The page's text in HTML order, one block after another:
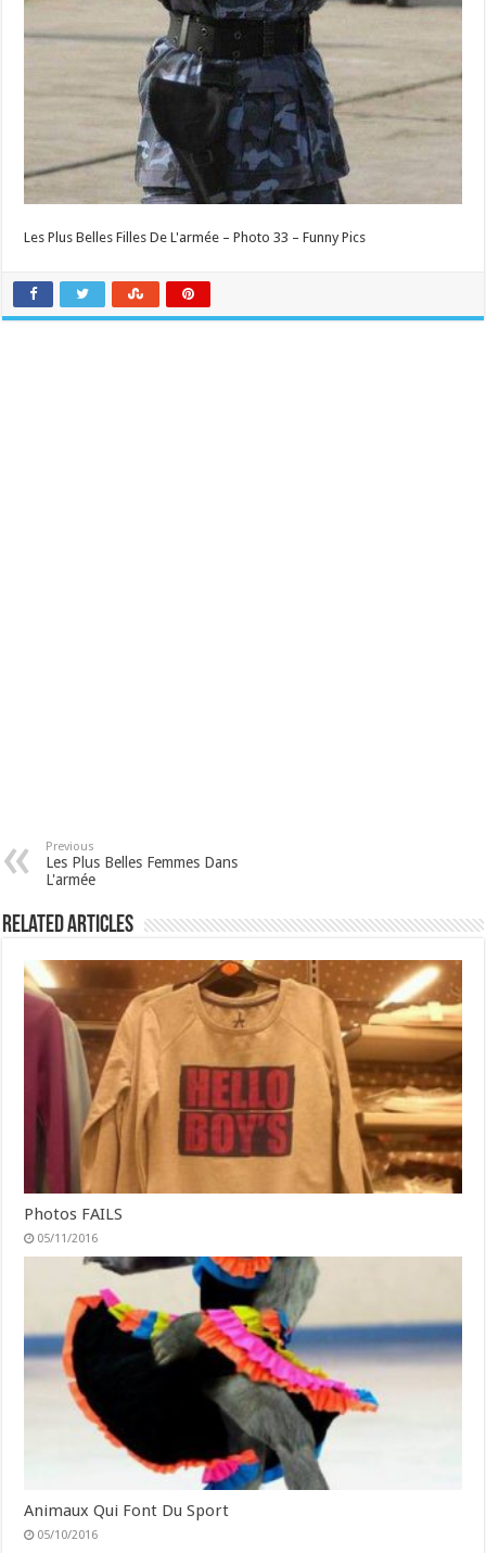
Les Plus Belles Filles De L'armée – Photo 33 – Funny Pics
Previous
Les Plus Belles Femmes Dans
L'armée
Related Articles
Photos FAILS
05/11/2016
Animaux Qui Font Du Sport
05/10/2016